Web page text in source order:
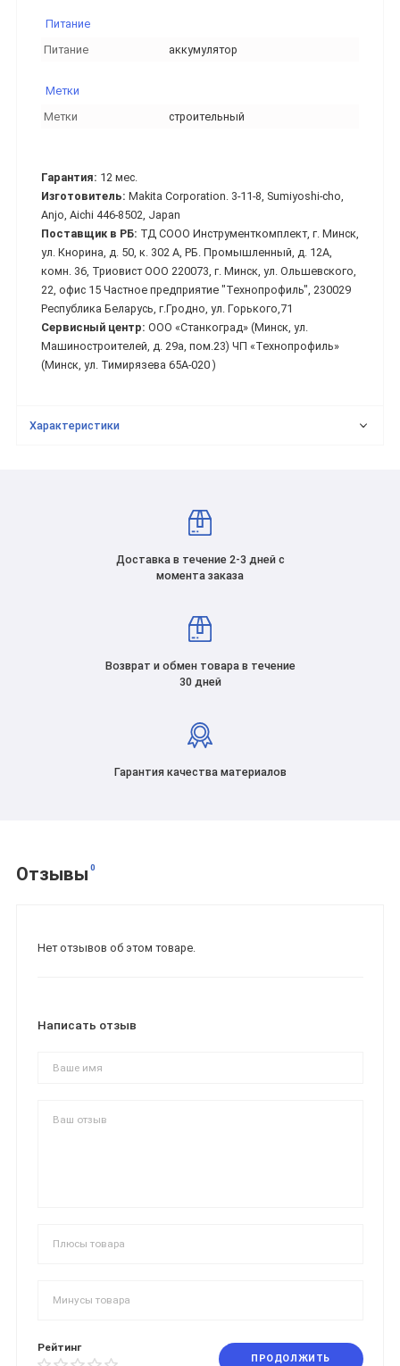
Питание
Питание
аккумулятор
Метки
Метки
строительный
Гарантия: 12 мес.
Изготовитель: Makita Corporation. 3-11-8, Sumiyoshi-cho,
Anjo, Aichi 446-8502, Japan
Поставщик в РБ: ТД СООО Инструменткомплект, г. Минск,
ул. Кнорина, д. 50, к. 302 А, РБ. Промышленный, д. 12А,
комн. 36, Триовист ООО 220073, г. Минск, ул. Ольшевского,
22, офис 15 Частное предприятие "Технопрофиль", 230029
Республика Беларусь, г.Гродно, ул. Горького,71
Сервисный центр: ООО «Станкоград» (Минск, ул.
Машиностроителей, д. 29а, пом.23) ЧП «Технопрофиль»
(Минск, ул. Тимирязева 65А-020 )
Характеристики
Доставка в течение 2-3 дней с
момента заказа
Возврат и обмен товара в течение
30 дней
Гарантия качества материалов
Отзывы 0
Нет отзывов об этом товаре.
Написать отзыв
Рейтинг
ПРОДОЛЖИТЬ